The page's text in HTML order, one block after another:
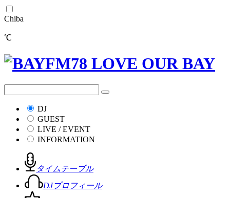
Chiba
℃
DJ
GUEST
LIVE / EVENT
INFORMATION
タイムテーブル
DJプロフィール